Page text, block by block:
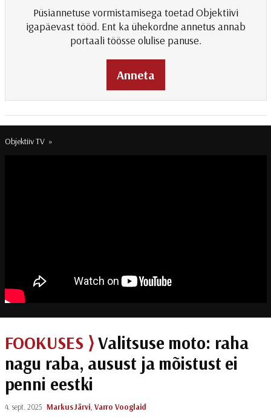
Püsiannetuse vormistamisega toetad Objektiivi
igapäevast tööd. Ent ka ühekordne annetus annab
portaali töösse olulise panuse.
Anneta
Objektiiv TV»
FOOKUSES ⟩Valitsuse moto: raha
nagu raba, ausust ja mõistust ei
penni eestki
4. sept. 2025 Markus Järvi Varro Vooglaid